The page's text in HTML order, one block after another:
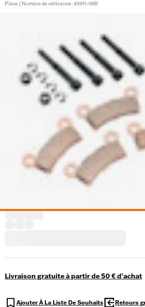
Pièce | Numéro de référence : 83911-09B
Livraison gratuite à partir de 50 € d'achat
Ajouter À La Liste De Souhaits Retours